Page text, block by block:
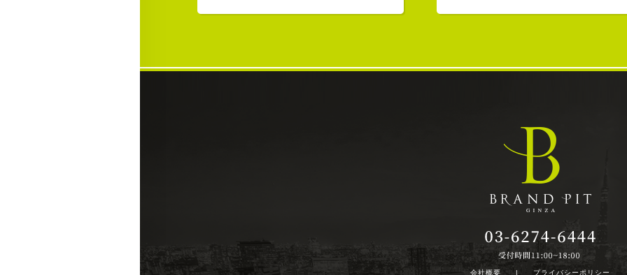
会社概要 | プライバシーポリシー